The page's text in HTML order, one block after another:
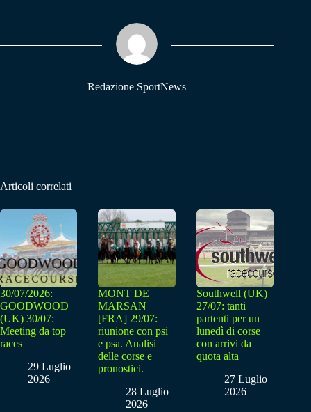
pp m
Redazione SportNews
Articoli correlati
30/07/2026:
GOODWOOD
(UK) 30/07:
Meeting da top
races
29 Luglio
2026
MONT DE
MARSAN
[FRA] 29/07:
riunione con psi
e psa. Analisi
delle corse e
pronostici.
28 Luglio
2026
Southwell (UK)
27/07: tanti
partenti per un
lunedì di corse
con arrivi da
quota alta
27 Luglio
2026